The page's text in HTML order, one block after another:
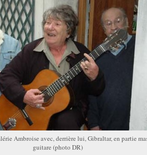
Ambroise avec, derrière lui, Gibraltar, en partie
guitare (photo DR)